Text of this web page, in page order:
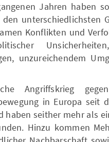
Jahren haben
unterschiedlichsten
Konflikten und
unzureichendem
Angriffskrieg
in Europa seit
haben seither mehr als
Hinzu kommen